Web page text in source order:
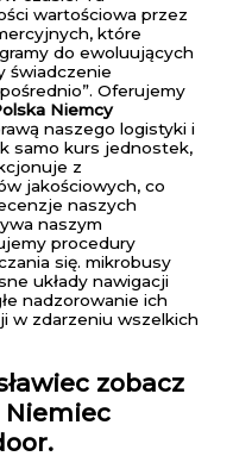
wartościowa przez
które
do ewoluujących
świadczenie
Oferujemy
Niemcy
naszego logistyki i
samo kurs jednostek,
z
jakościowych, co
naszych
naszym
procedury
się. mikrobusy
układy nawigacji
nadzorowanie ich
w zdarzeniu wszelkich
zobacz
Niemiec